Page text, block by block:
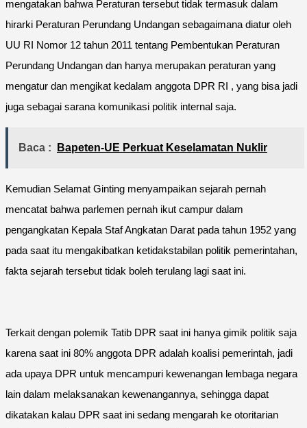
mengatakan bahwa Peraturan tersebut tidak termasuk dalam
hirarki Peraturan Perundang Undangan sebagaimana diatur oleh
UU RI Nomor 12 tahun 2011 tentang Pembentukan Peraturan
Perundang Undangan dan hanya merupakan peraturan yang
mengatur dan mengikat kedalam anggota DPR RI , yang bisa jadi
juga sebagai sarana komunikasi politik internal saja.
Baca : Bapeten-UE Perkuat Keselamatan Nuklir
Kemudian Selamat Ginting menyampaikan sejarah pernah
mencatat bahwa parlemen pernah ikut campur dalam
pengangkatan Kepala Staf Angkatan Darat pada tahun 1952 yang
pada saat itu mengakibatkan ketidakstabilan politik pemerintahan,
fakta sejarah tersebut tidak boleh terulang lagi saat ini.
Terkait dengan polemik Tatib DPR saat ini hanya gimik politik saja
karena saat ini 80% anggota DPR adalah koalisi pemerintah, jadi
ada upaya DPR untuk mencampuri kewenangan lembaga negara
lain dalam melaksanakan kewenangannya, sehingga dapat
dikatakan kalau DPR saat ini sedang mengarah ke otoritarian